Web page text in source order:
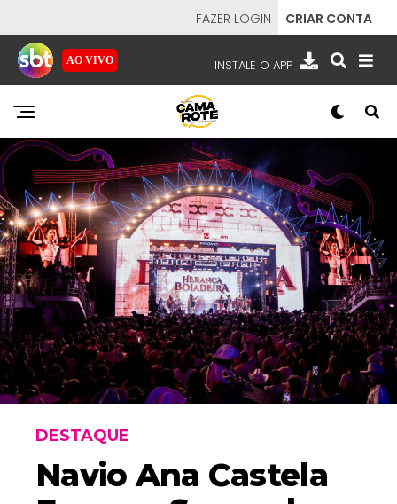
FAZER LOGIN CRIAR CONTA
AO VIVO INSTALE O APP
EMISSORAS
NOSSAS REDES
SBT- SISTEMA BRASILEIRO DE TELEVISÃO
DESTAQUE
Navio Ana Castela